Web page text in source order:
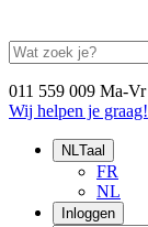
011 559 009 Ma-Vr
Wij helpen je graag!
NLTaal
FR
NL
Inloggen